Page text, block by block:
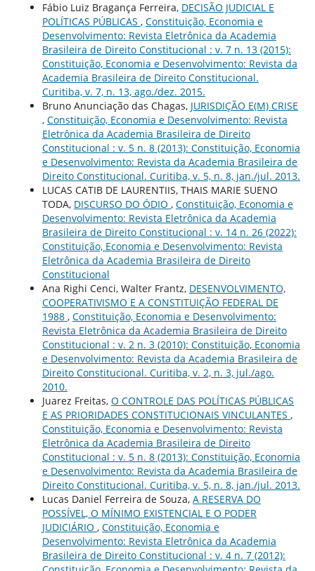
Fábio Luiz Bragança Ferreira, DECISÃO JUDICIAL E
POLÍTICAS PÚBLICAS , Constituição, Economia e
Desenvolvimento: Revista Eletrônica da Academia
Brasileira de Direito Constitucional : v. 7 n. 13 (2015):
Constituição, Economia e Desenvolvimento: Revista da
Academia Brasileira de Direito Constitucional.
Curitiba, v. 7, n. 13, ago./dez. 2015.
Bruno Anunciação das Chagas, JURISDIÇÃO E(M) CRISE
, Constituição, Economia e Desenvolvimento: Revista
Eletrônica da Academia Brasileira de Direito
Constitucional : v. 5 n. 8 (2013): Constituição, Economia
e Desenvolvimento: Revista da Academia Brasileira de
Direito Constitucional. Curitiba, v. 5, n. 8, jan./jul. 2013.
LUCAS CATIB DE LAURENTIIS, THAIS MARIE SUENO
TODA, DISCURSO DO ÓDIO , Constituição, Economia e
Desenvolvimento: Revista Eletrônica da Academia
Brasileira de Direito Constitucional : v. 14 n. 26 (2022):
Constituição, Economia e Desenvolvimento: Revista
Eletrônica da Academia Brasileira de Direito
Constitucional
Ana Righi Cenci, Walter Frantz, DESENVOLVIMENTO,
COOPERATIVISMO E A CONSTITUIÇÃO FEDERAL DE
1988 , Constituição, Economia e Desenvolvimento:
Revista Eletrônica da Academia Brasileira de Direito
Constitucional : v. 2 n. 3 (2010): Constituição, Economia
e Desenvolvimento: Revista da Academia Brasileira de
Direito Constitucional. Curitiba, v. 2, n. 3, jul./ago.
2010.
Juarez Freitas, O CONTROLE DAS POLÍTICAS PÚBLICAS
E AS PRIORIDADES CONSTITUCIONAIS VINCULANTES ,
Constituição, Economia e Desenvolvimento: Revista
Eletrônica da Academia Brasileira de Direito
Constitucional : v. 5 n. 8 (2013): Constituição, Economia
e Desenvolvimento: Revista da Academia Brasileira de
Direito Constitucional. Curitiba, v. 5, n. 8, jan./jul. 2013.
Lucas Daniel Ferreira de Souza, A RESERVA DO
POSSÍVEL, O MÍNIMO EXISTENCIAL E O PODER
JUDICIÁRIO , Constituição, Economia e
Desenvolvimento: Revista Eletrônica da Academia
Brasileira de Direito Constitucional : v. 4 n. 7 (2012):